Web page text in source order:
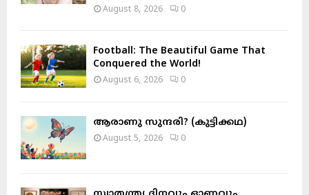
August 8, 2026 0
Football: The Beautiful Game That
Conquered the World!
August 6, 2026 0
ആരാണു സുന്ദരി? (കുട്ടിക്കഥ)
August 5, 2026 0